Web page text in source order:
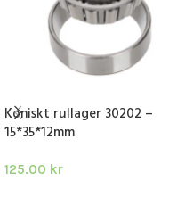
Koniskt rullager 30202 –
15*35*12mm
125.00 kr